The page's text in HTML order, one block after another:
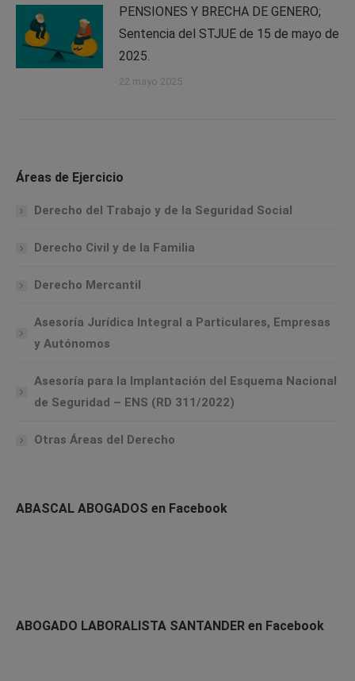
PENSIONES Y BRECHA DE GENERO;
Sentencia del STJUE de 15 de mayo de
2025.
22 mayo 2025
Áreas de Ejercicio
Derecho del Trabajo y de la Seguridad Social
Derecho Civil y de la Familia
Derecho Mercantil
Asesoría Jurídica Integral a Particulares, Empresas
y Autónomos
Asesoría para la Implantación del Esquema Nacional
de Seguridad – ENS (RD 311/2022)
Otras Áreas del Derecho
ABASCAL ABOGADOS en Facebook
ABOGADO LABORALISTA SANTANDER en Facebook